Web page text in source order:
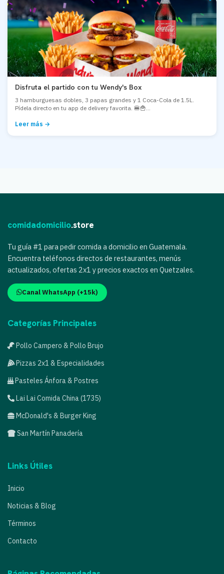
Disfruta el partido con tu Wendy's Box
3 hamburguesas dobles, 3 papas grandes y 1 Coca-Cola de 1.5L.
Pídela directo en tu app de delivery favorita. 🍔🍟...
Leer más →
comidadomicilio.store
Tu guía #1 para pedir comida a domicilio en Guatemala.
Encuentra teléfonos directos de restaurantes, menús
actualizados, ofertas 2x1 y precios exactos en Quetzales.
Canal WhatsApp (+15k)
Categorías Principales
Pollo Campero & Pollo Brujo
Pizzas 2x1 & Especialidades
Pasteles Ánfora & Postres
Lai Lai Comida China (1735)
McDonald's & Burger King
San Martín Panadería
Links Útiles
Inicio
Noticias & Blog
Términos
Contacto